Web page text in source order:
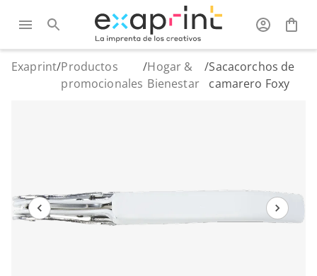
Exaprint/Productos
promocionales
/Hogar &
Bienestar
/Sacacorchos de
camarero Foxy